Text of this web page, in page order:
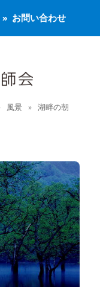
お問い合わせ
風景 湖畔の朝